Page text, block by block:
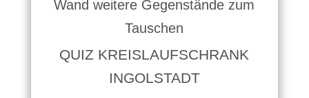
QUIZ KREISLAUFSCHRANK
INGOLSTADT